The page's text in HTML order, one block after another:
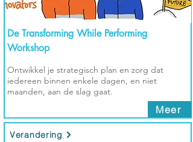
De Transforming While Performing
Workshop
Ontwikkel je strategisch plan en zorg dat
iedereen binnen enkele dagen, en niet
maanden, aan de slag gaat.
Meer
Verandering